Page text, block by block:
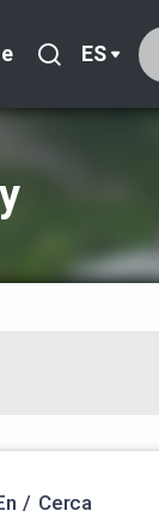
ES
/ Cerca